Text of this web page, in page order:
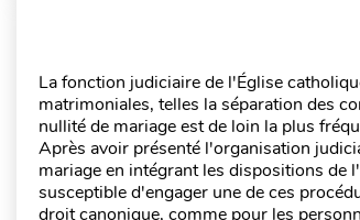
La fonction judiciaire de l'Église
matrimoniales, telles la séparation des
nullité de mariage est de loin la plus
Après avoir présenté l'organisation
mariage en intégrant les dispositions
susceptible d'engager une de ces
droit canonique, comme pour les